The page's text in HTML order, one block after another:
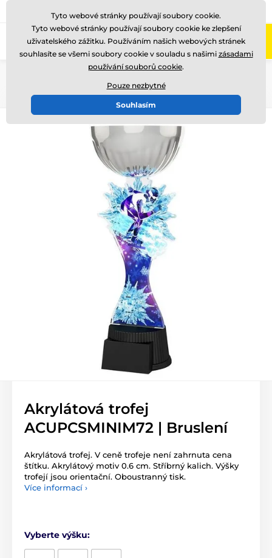
Zavolejte nám (Po-Pá 8-17)
Akrylátová trofej
ACUPCSMINIM72 | Bruslení
Akrylátová trofej. V ceně trofeje není zahrnuta cena
štítku. Akrylátový motiv 0.6 cm. Stříbrný kalich. Výšky
trofejí jsou orientační. Oboustranný tisk.
Více informací ›
Vyberte výšku:
Tyto webové stránky používají soubory cookie.
Tyto webové stránky používají soubory cookie ke zlepšení
uživatelského zážitku. Používáním našich webových stránek
souhlasíte se všemi soubory cookie v souladu s našimi zásadami
používání souborů cookie.
Pouze nezbytné
Souhlasím